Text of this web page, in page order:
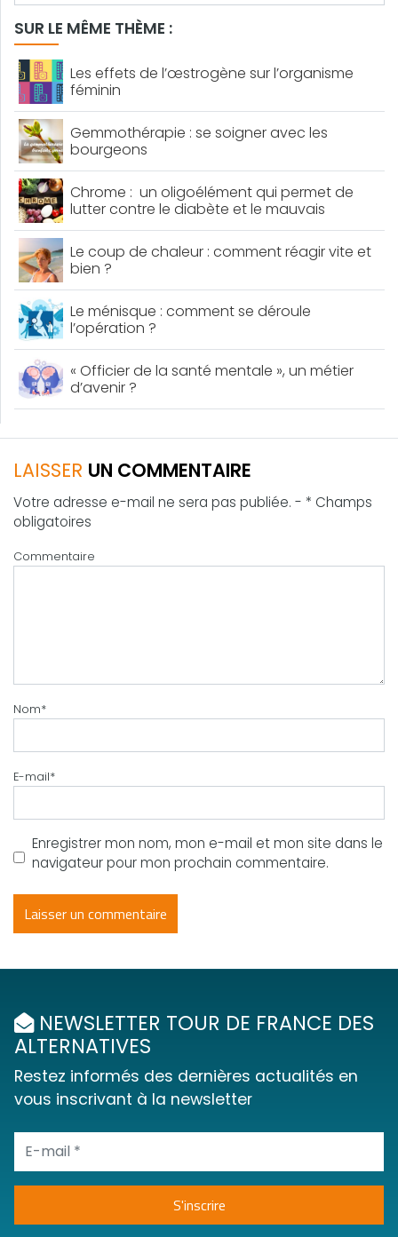
SUR LE MÊME THÈME :
Les effets de l’œstrogène sur l’organisme
féminin
Gemmothérapie : se soigner avec les
bourgeons
Chrome : un oligoélément qui permet de
lutter contre le diabète et le mauvais
cholestérol
Le coup de chaleur : comment réagir vite et
bien ?
Le ménisque : comment se déroule
l’opération ?
« Officier de la santé mentale », un métier
d’avenir ?
LAISSER UN COMMENTAIRE
Votre adresse e-mail ne sera pas publiée. - * Champs
obligatoires
Commentaire
Nom*
E-mail*
Enregistrer mon nom, mon e-mail et mon site dans le
navigateur pour mon prochain commentaire.
NEWSLETTER TOUR DE FRANCE DES
ALTERNATIVES
Restez informés des dernières actualités en
vous inscrivant à la newsletter